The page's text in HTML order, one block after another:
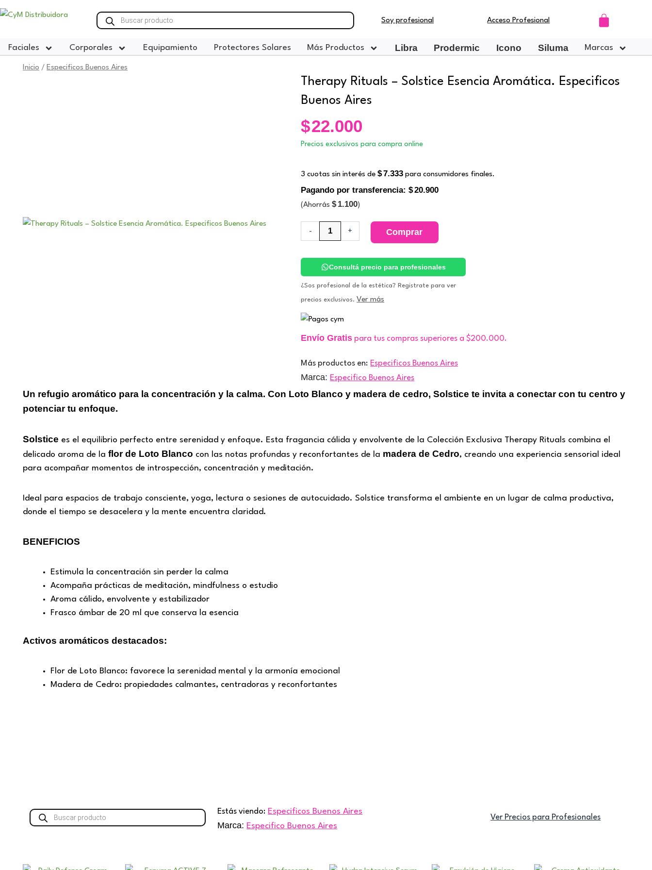
Búsqueda
de
Soy profesional Acceso Profesional Carrito
Faciales Corporales Equipamiento Protectores Solares Más Productos Libra Prodermic Icono Siluma Marcas
Inicio / Especificos Buenos Aires
Therapy Rituals – Solstice Esencia Aromática. Especificos
Buenos Aires
$22.000
Precios exclusivos para compra online
3 cuotas sin interés de$7.333 para consumidores finales.
Pagando por transferencia:$20.900
(Ahorrás$ 1.100)
-
Rituals
Esencia
Aromática.
Especificos
Aires
cantidad
+ Comprar
Consultá precio para profesionales
¿Sos profesional de la estética? Registrate para ver
precios exclusivos. Ver más
Envío Gratis para tus compras superiores a $200.000.
Más productos en: Especificos Buenos Aires
Marca: Especifico Buenos Aires
Un refugio aromático para la concentración y la calma. Con Loto Blanco y madera de cedro, Solstice te invita a conectar con tu centro y
potenciar tu enfoque.
Solstice es el equilibrio perfecto entre serenidad y enfoque. Esta fragancia cálida y envolvente de la Colección Exclusiva Therapy Rituals combina el
delicado aroma de la flor de Loto Blanco con las notas profundas y reconfortantes de la madera de Cedro, creando una experiencia sensorial ideal
para acompañar momentos de introspección, concentración y meditación.
Ideal para espacios de trabajo consciente, yoga, lectura o sesiones de autocuidado. Solstice transforma el ambiente en un lugar de calma productiva,
donde el tiempo se desacelera y la mente encuentra claridad.
BENEFICIOS
Estimula la concentración sin perder la calma
Acompaña prácticas de meditación, mindfulness o estudio
Aroma cálido, envolvente y estabilizador
Frasco ámbar de 20 ml que conserva la esencia
Activos aromáticos destacados:
Flor de Loto Blanco: favorece la serenidad mental y la armonía emocional
Madera de Cedro: propiedades calmantes, centradoras y reconfortantes
Búsqueda
de
Estás viendo: Especificos Buenos Aires
Marca: Especifico Buenos Aires
Ver Precios para Profesionales